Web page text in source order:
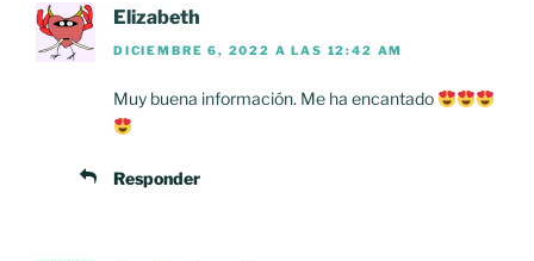
Elizabeth
DICIEMBRE 6, 2022 A LAS 12:42 AM
Muy buena información. Me ha encantado
Responder